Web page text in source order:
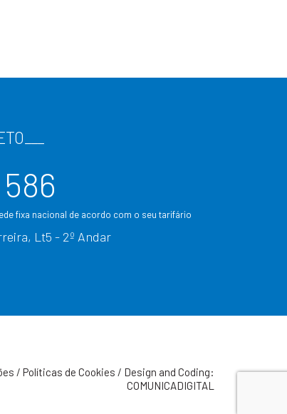
fixa nacional de acordo com o seu tarifário
Lt5 - 2º Andar
/ Políticas de Cookies / Design and Coding:
COMUNICADIGITAL